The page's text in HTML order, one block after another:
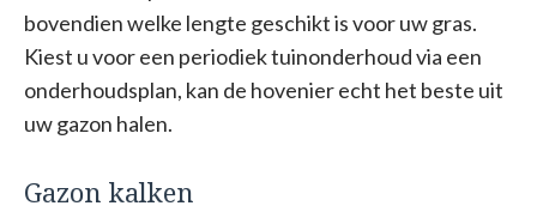
bovendien welke lengte geschikt is voor uw gras.
Kiest u voor een periodiek tuinonderhoud via een
onderhoudsplan, kan de hovenier echt het beste uit
uw gazon halen.
Gazon kalken